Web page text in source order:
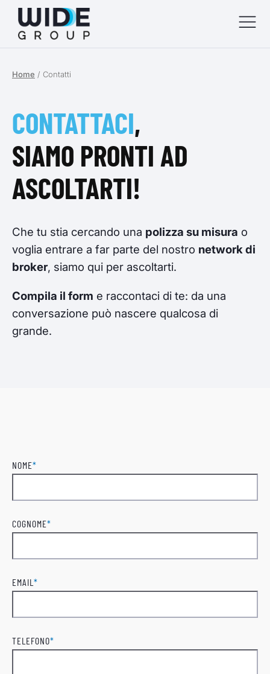
Home / Contatti
CONTATTACI,
SIAMO PRONTI AD
ASCOLTARTI!
Che tu stia cercando una polizza su misura o
voglia entrare a far parte del nostro network di
broker, siamo qui per ascoltarti.
Compila il form e raccontaci di te: da una
conversazione può nascere qualcosa di
grande.
NOME*
COGNOME*
EMAIL *
TELEFONO*